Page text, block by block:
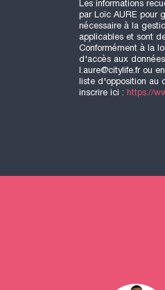
Les informations
par Loïc AURE pour
nécessaire à la
applicables et sont
Conformément à la
d'accès aux
l.aure@citylife.fr ou
liste d'opposition au
inscrire ici : https://